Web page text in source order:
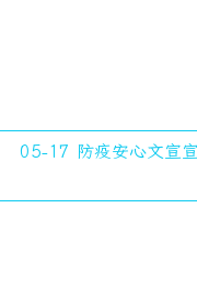
05-17 防疫安心文宣